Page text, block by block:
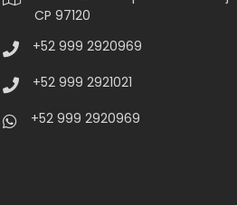
CP 97120
+52 999 2920969
+52 999 2921021
+52 999 2920969